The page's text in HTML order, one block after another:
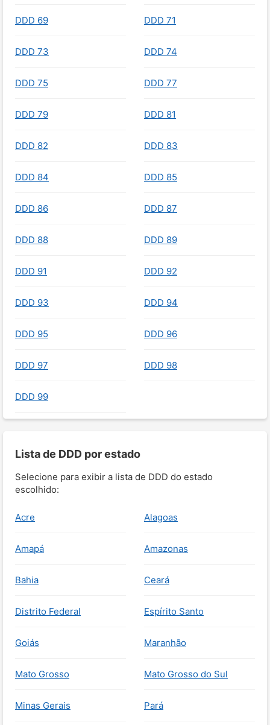
DDD 69 DDD 71
DDD 73 DDD 74
DDD 75 DDD 77
DDD 79 DDD 81
DDD 82 DDD 83
DDD 84 DDD 85
DDD 86 DDD 87
DDD 88 DDD 89
DDD 91 DDD 92
DDD 93 DDD 94
DDD 95 DDD 96
DDD 97 DDD 98
DDD 99
Lista de DDD por estado
Selecione para exibir a lista de DDD do estado
escolhido:
Acre Alagoas
Amapá Amazonas
Bahia Ceará
Distrito Federal Espírito Santo
Goiás Maranhão
Mato Grosso Mato Grosso do Sul
Minas Gerais Pará